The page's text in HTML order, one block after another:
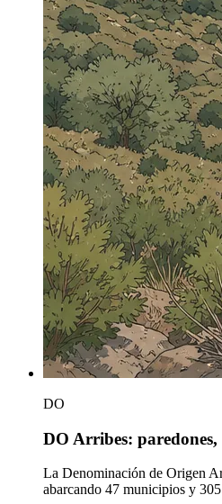
DO
DO Arribes:
La Denominación de Origen
abarcando 47 municipios y 305